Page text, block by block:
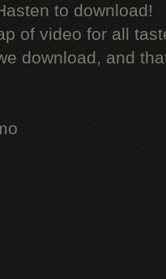
to download!
of video for all
download, and